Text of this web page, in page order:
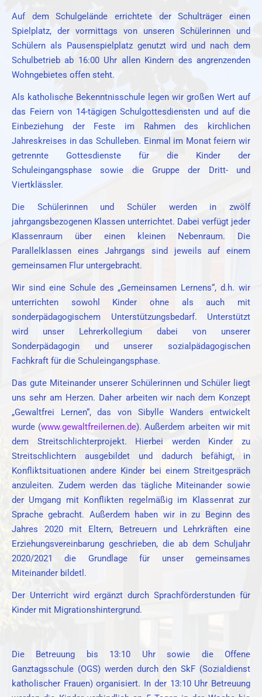
Auf dem Schulgelände errichtete der Schulträger einen
Spielplatz, der vormittags von unseren Schülerinnen und
Schülern als Pausenspielplatz genutzt wird und nach dem
Schulbetrieb ab 16:00 Uhr allen Kindern des angrenzenden
Wohngebietes offen steht.
Als katholische Bekenntnisschule legen wir großen Wert auf
das Feiern von 14-tägigen Schulgottesdiensten und auf die
Einbeziehung der Feste im Rahmen des kirchlichen
Jahreskreises in das Schulleben. Einmal im Monat feiern wir
getrennte Gottesdienste für die Kinder der
Schuleingangsphase sowie die Gruppe der Dritt- und
Viertklässler.
Die Schülerinnen und Schüler werden in zwölf
jahrgangsbezogenen Klassen unterrichtet. Dabei verfügt jeder
Klassenraum über einen kleinen Nebenraum. Die
Parallelklassen eines Jahrgangs sind jeweils auf einem
gemeinsamen Flur untergebracht.
Wir sind eine Schule des „Gemeinsamen Lernens“, d.h. wir
unterrichten sowohl Kinder ohne als auch mit
sonderpädagogischem Unterstützungsbedarf. Unterstützt
wird unser Lehrerkollegium dabei von unserer
Sonderpädagogin und unserer sozialpädagogischen
Fachkraft für die Schuleingangsphase.
Das gute Miteinander unserer Schülerinnen und Schüler liegt
uns sehr am Herzen. Daher arbeiten wir nach dem Konzept
„Gewaltfrei Lernen“, das von Sibylle Wanders entwickelt
wurde (www.gewaltfreilernen.de). Außerdem arbeiten wir mit
dem Streitschlichterprojekt. Hierbei werden Kinder zu
Streitschlichtern ausgebildet und dadurch befähigt, in
Konfliktsituationen andere Kinder bei einem Streitgespräch
anzuleiten. Zudem werden das tägliche Miteinander sowie
der Umgang mit Konflikten regelmäßig im Klassenrat zur
Sprache gebracht. Außerdem haben wir in zu Beginn des
Jahres 2020 mit Eltern, Betreuern und Lehrkräften eine
Erziehungsvereinbarung geschrieben, die ab dem Schuljahr
2020/2021 die Grundlage für unser gemeinsames
Miteinander bildetl.
Der Unterricht wird ergänzt durch Sprachförderstunden für
Kinder mit Migrationshintergrund.
Die Betreuung bis 13:10 Uhr sowie die Offene
Ganztagsschule (OGS) werden durch den SkF (Sozialdienst
katholischer Frauen) organisiert. In der 13:10 Uhr Betreuung